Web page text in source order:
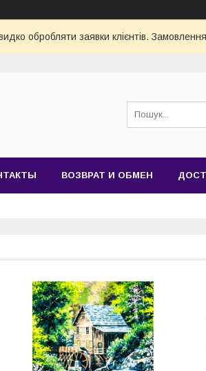
обробляти заявки клієнтів.
ВОЗВРАТ И ОБМЕН